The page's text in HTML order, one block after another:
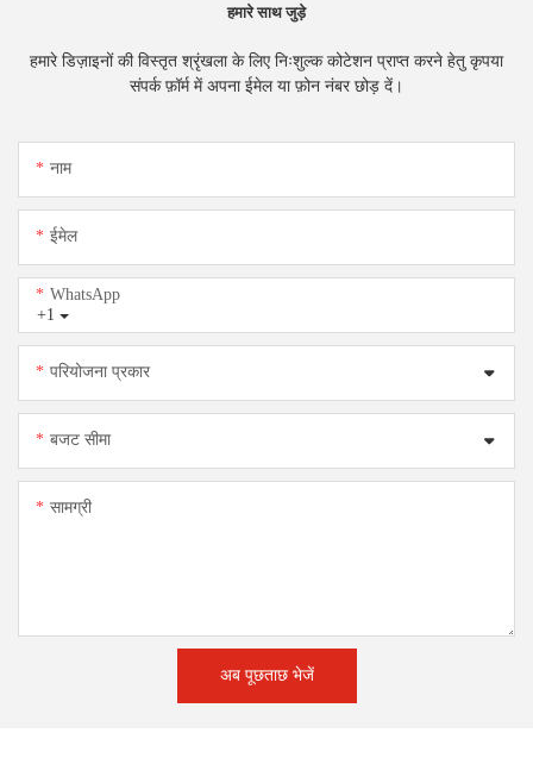
हमारे साथ जुड़े
हमारे डिज़ाइनों की विस्तृत श्रृंखला के लिए निःशुल्क कोटेशन प्राप्त करने हेतु कृपया
संपर्क फ़ॉर्म में अपना ईमेल या फ़ोन नंबर छोड़ दें।
नाम
ईमेल
+1
WhatsApp
परियोजना प्रकार
बजट सीमा
सामग्री
अब पूछताछ भेजें